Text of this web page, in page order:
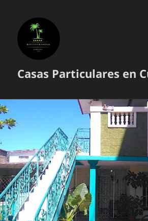
Casas Particulares en